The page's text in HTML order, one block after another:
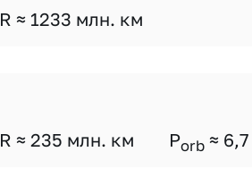
R ≈ 1233 млн. км
R ≈ 235 млн. км Porb ≈ 6,7